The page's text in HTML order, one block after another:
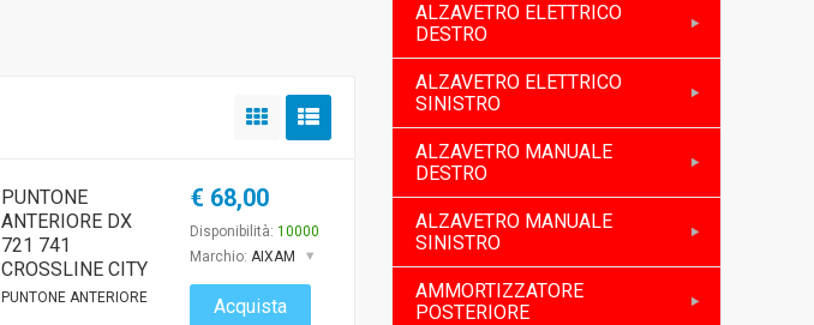
PUNTONE
ANTERIORE DX
721 741
CROSSLINE CITY
PUNTONE ANTERIORE
€ 68,00
Disponibilità: 10000
Marchio: AIXAM
Acquista
ALZAVETRO ELETTRICO
DESTRO
ALZAVETRO ELETTRICO
SINISTRO
ALZAVETRO MANUALE
DESTRO
ALZAVETRO MANUALE
SINISTRO
AMMORTIZZATORE
POSTERIORE